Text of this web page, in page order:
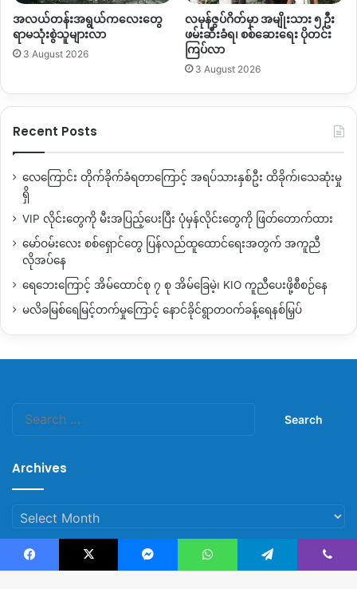
အန္တရာယ် များလွန်းနေတာ ဖြစ်ပါတယ်။
ဒါကြောင့် TPS
နဲ့ နေထိုင်သူတွေ အားလုံး အခက်တွေ့နေကြပြီး အ
မေရိကန် လဝက ရှေ့နေတွေနဲ့ တိုင်ပင်ဆွေးနွေးတာတွေ ကိုတော့
စတင်လုပ်ဆောင်နေပြီလို့ သိရပါတယ်။
များသောအားဖြင့်
လို့
ခေါ်တဲ့ နိုင်ငံရေးခိုလုံခွင့်ကို လျှောက်ကြပြီး အဲဒီကတစ်ဆင့်Green
Cardကို ပြန်လည်လျှောက်ကြတာ ဖြစ်ပါတယ်။
ဒါပေမယ့်လည်း လက်ရှိအခြေအနေအရ နိုင်ငံရေးခိုလုံခွင့် လျှောက်
နိုင်ဖို့အတွက်ကတော့ တင်းကြပ်မှုတွေ ပိုမိုများလာသလို ရဖို့လည်း
ပိုမိုခက်ခဲလာနိုင်တယ်လို့ အမေရိကန်နိုင်ငံနေ မြန်မာပြည်သူတွေက
သုံးသပ်ပြောဆိုပါတယ်။
လက်ရှိTPSအထောက်အထားနဲ့ အမေရိကန်နိုင်ငံမှာ နေထိုင်တဲ့ မြန်
မာဦးရေ ၃၉၆၉ဦးထိ ရှိနေပြီ ဖြစ်တယ်လို့Department of
ဒါ့အပြင် ဇန်နဝါရီ ၂၆ရက်နေ့ နောက်ပိုင်းမှာတော့
တွေ၊ အပြစ်ပေးဒဏ်ခတ်မှုတွေ တခြားဆင်းရဲတဲ့ တတိယနိုင်ငံတွေ
ကို ပို‌ဆောင်ခံရမှာဖြစ်တယ်လို့ သိရပါတယ်။
By – Hope
အလယ်တန်းအရွယ်ကလေးတွေ
ရာမသုံးစွဲသူများလာ
3 August 2026
လမုန်ဇွပ်ဂိတ်မှာ အမျိုးသား ၅ ဦး
ဖမ်းဆီးခံရ၊ စစ်ဆေးရေး ပိုတင်း
ကြပ်လာ
3 August 2026
Recent Posts
လေကြောင်း တိုက်ခိုက်ခံရတာကြောင့် အရပ်သားနှစ်ဦး ထိခိုက်၊သေဆုံးမှု
ရှိ
VIP လိုင်းတွေကို မီးအပြည့်ပေးပြီး ပုံမှန်လိုင်းတွေကို ဖြတ်တောက်ထား
မော်ဝမ်းလေး စစ်ရှောင်တွေ ပြန်လည်ထူထောင်ရေးအတွက် အကူညီ
လိုအပ်နေ
ရေဘေးကြောင့် အိမ်ထောင်စု ၇ စု အိမ်ခြေမဲ့၊ KIO ကူညီပေးဖို့စီစဉ်နေ
မလိခမြစ်ရေမြင့်တက်မှုကြောင့် နောင်ခိုင်ရွာတဝက်ခန့်ရေနစ်မြှပ်
Archives
Archives
Facebook X Messenger WhatsApp Telegram Viber